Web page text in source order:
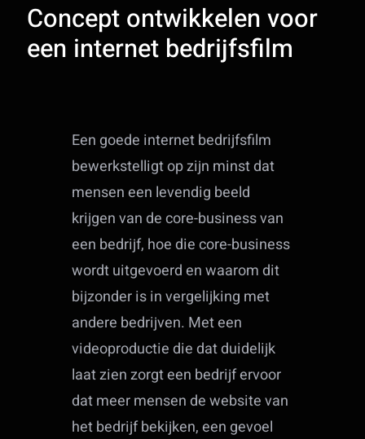
Concept ontwikkelen voor
een internet bedrijfsfilm
Een goede internet bedrijfsfilm
bewerkstelligt op zijn minst dat
mensen een levendig beeld
krijgen van de core-business van
een bedrijf, hoe die core-business
wordt uitgevoerd en waarom dit
bijzonder is in vergelijking met
andere bedrijven. Met een
videoproductie die dat duidelijk
laat zien zorgt een bedrijf ervoor
dat meer mensen de website van
het bedrijf bekijken, een gevoel